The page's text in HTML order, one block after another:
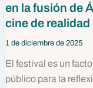
en la fusión de
cine de realidad
1 de diciembre de 2025
El festival es un
público para la